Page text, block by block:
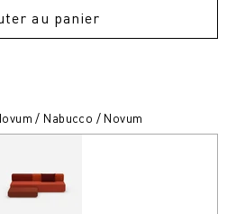
au panier
/ Nabucco / Novum